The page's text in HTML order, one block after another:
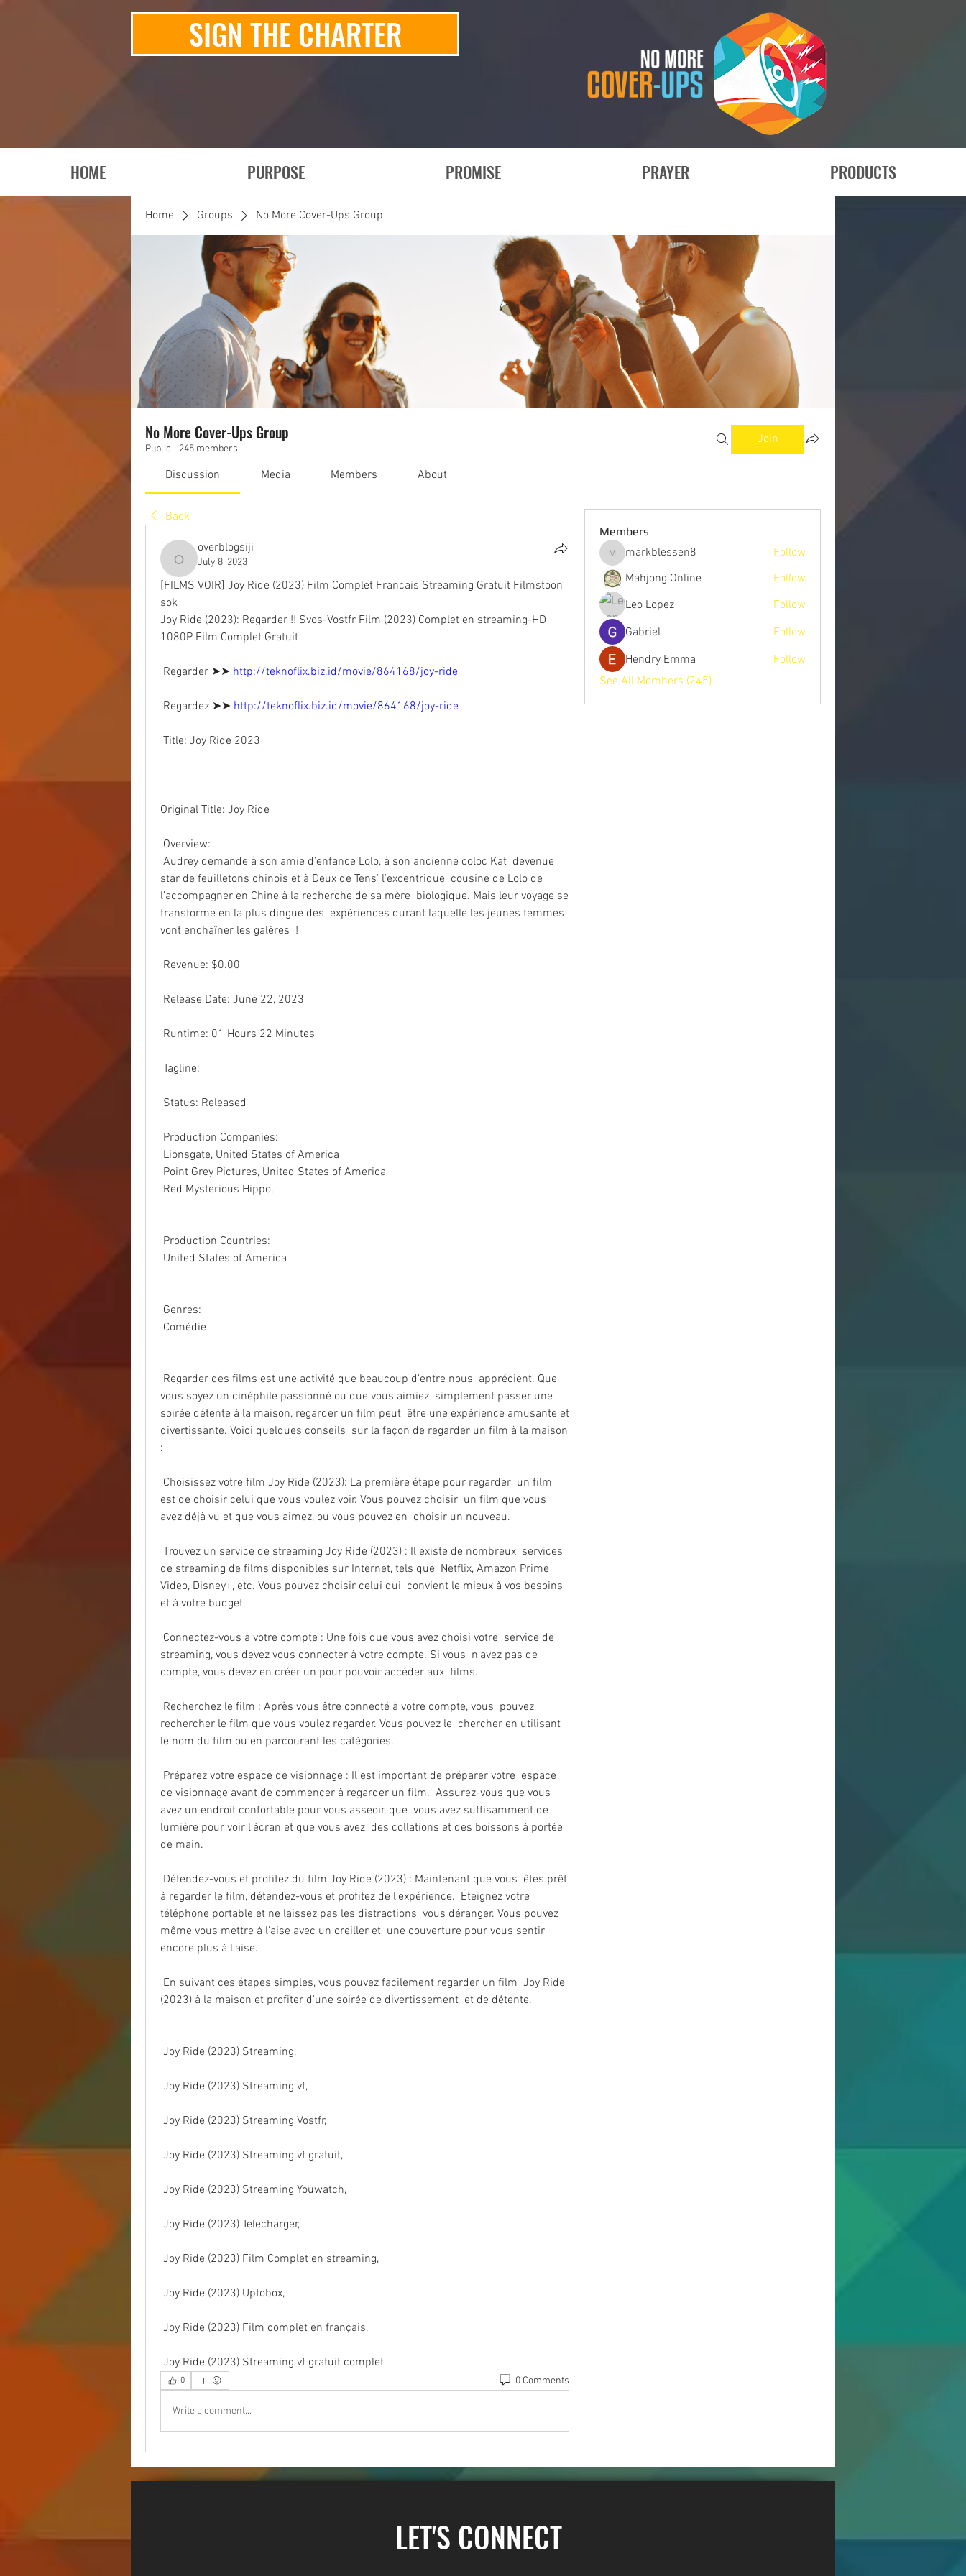
SIGN THE CHARTER
HOME PURPOSE PROMISE PRAYER PRODUCTS
Home Groups No More Cover-Ups Group
No More Cover-Ups Group
Public · 245 members
Join
Discussion Media Members About
Back
overblogsiji
overblogsiji
July 8, 2023
[FILMS VOIR] Joy Ride (2023) Film Complet Francais Streaming Gratuit Filmstoon
sok
Joy Ride (2023): Regarder !! Svos-Vostfr Film (2023) Complet en streaming-HD
1080P Film Complet Gratuit
Regarder ➤➤ http://teknoflix.biz.id/movie/864168/joy-ride
Regardez ➤➤ http://teknoflix.biz.id/movie/864168/joy-ride
Title: Joy Ride 2023
Original Title: Joy Ride
Overview:
star de feuilletons chinois et à Deux de Tens’ l’excentrique  cousine de Lolo de
l’accompagner en Chine à la recherche de sa mère  biologique. Mais leur voyage se
transforme en la plus dingue des  expériences durant laquelle les jeunes femmes
vont enchaîner les galères  !
Revenue: $0.00
Release Date: June 22, 2023
Runtime: 01 Hours 22 Minutes
Tagline:
Status: Released
Production Companies:
Lionsgate, United States of America
Point Grey Pictures, United States of America
Red Mysterious Hippo,
Production Countries:
United States of America
Genres:
Comédie
vous soyez un cinéphile passionné ou que vous aimiez  simplement passer une
soirée détente à la maison, regarder un film peut  être une expérience amusante et
divertissante. Voici quelques conseils  sur la façon de regarder un film à la maison
:
est de choisir celui que vous voulez voir. Vous pouvez choisir  un film que vous
avez déjà vu et que vous aimez, ou vous pouvez en  choisir un nouveau.
de streaming de films disponibles sur Internet, tels que  Netflix, Amazon Prime
Video, Disney+, etc. Vous pouvez choisir celui qui  convient le mieux à vos besoins
et à votre budget.
streaming, vous devez vous connecter à votre compte. Si vous  n'avez pas de
compte, vous devez en créer un pour pouvoir accéder aux  films.
rechercher le film que vous voulez regarder. Vous pouvez le  chercher en utilisant
le nom du film ou en parcourant les catégories.
de visionnage avant de commencer à regarder un film.  Assurez-vous que vous
avez un endroit confortable pour vous asseoir, que  vous avez suffisamment de
lumière pour voir l'écran et que vous avez  des collations et des boissons à portée
de main.
à regarder le film, détendez-vous et profitez de l'expérience.  Éteignez votre
téléphone portable et ne laissez pas les distractions  vous déranger. Vous pouvez
même vous mettre à l'aise avec un oreiller et  une couverture pour vous sentir
encore plus à l'aise.
(2023) à la maison et profiter d'une soirée de divertissement  et de détente.
Joy Ride (2023) Streaming,
Joy Ride (2023) Streaming vf,
Joy Ride (2023) Streaming Vostfr,
Joy Ride (2023) Streaming vf gratuit,
Joy Ride (2023) Streaming Youwatch,
Joy Ride (2023) Telecharger,
Joy Ride (2023) Film Complet en streaming,
Joy Ride (2023) Uptobox,
Joy Ride (2023) Film complet en français,
Joy Ride (2023) Streaming vf gratuit complet
0 0 Comments
Write a comment...
Members
markblessen8
markblessen8
Follow
Mahjong Online
Follow
Leo Lopez
Follow
Gabriel
Follow
Hendry Emma
Follow
See All Members (245)
LET'S CONNECT